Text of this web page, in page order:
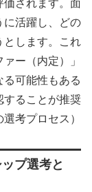
価されます。面
に活躍し、どの
とします。これ
ー（内定）」
可能性もある
することが推奨
考プロセス）
プ選考と